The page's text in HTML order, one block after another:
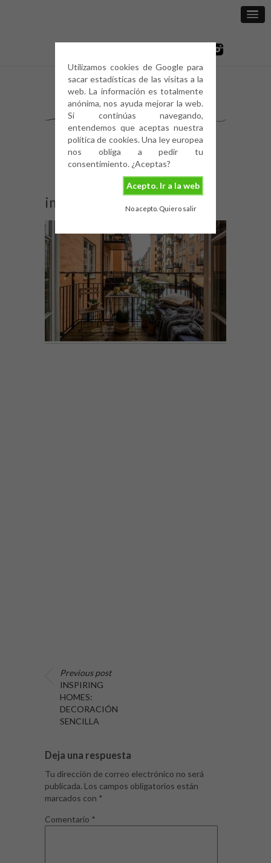
Utilizamos cookies de Google para
sacar estadísticas de las visitas a la
web. La información es totalmente
anónima, nos ayuda mejorar la web.
Si continúas navegando,
entendemos que aceptas nuestra
política de cookies. Una ley europea
nos obliga a pedir tu
consentimiento. ¿Aceptas?
Acepto. Ir a la web
No acepto. Quiero salir
img_1531
Previous post
INSPIRING
HOMES:
DECORACIÓN
SENCILLA
Deja una respuesta
Tu dirección de correo electrónico no será
publicada. Los campos obligatorios están
marcados con *
Comentario *